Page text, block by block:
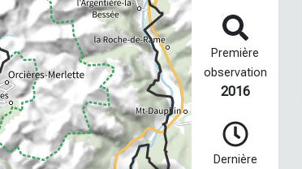
Première
observation
2016
Dernière